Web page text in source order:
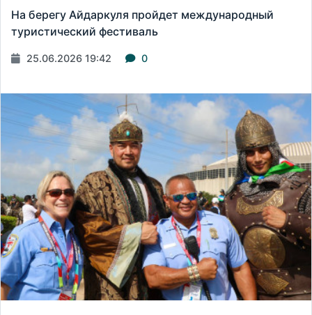
На берегу Айдаркуля пройдет международный
туристический фестиваль
25.06.2026 19:42 0